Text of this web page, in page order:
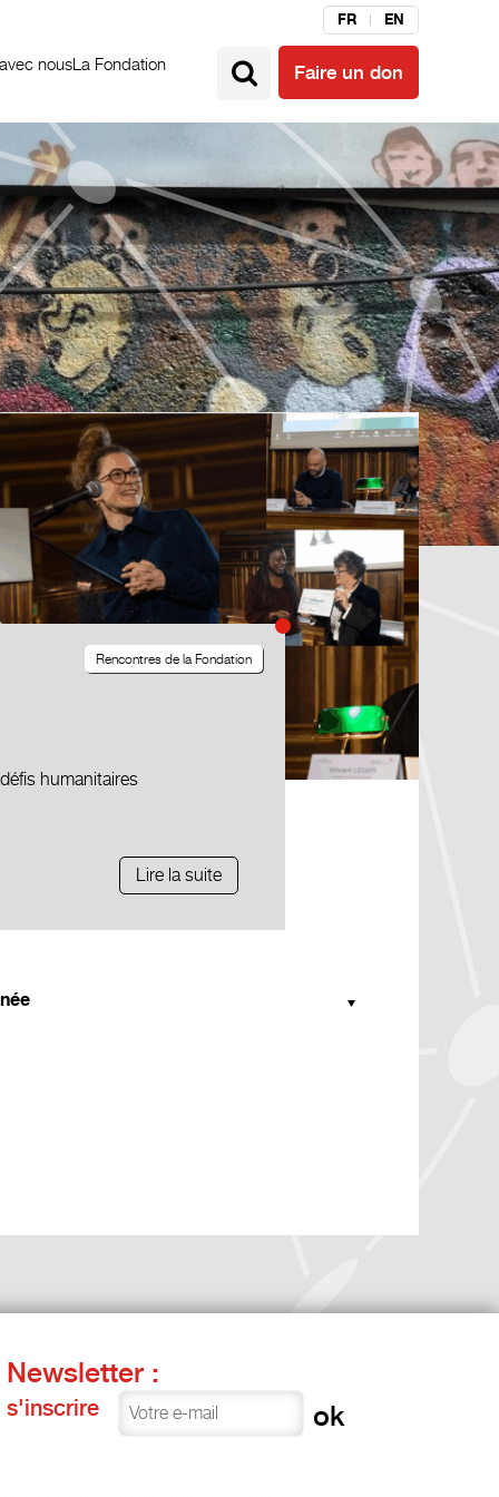
FR EN
nousLa Fondation Faire un don
Rencontres de la Fondation
humanitaires
Lire la suite
Newsletter :
s'inscrire